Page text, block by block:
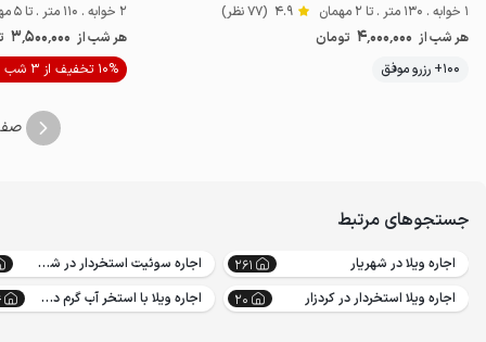
1 خوابه . 130 متر . تا 2 مهمان 4.9 (77 نظر)
هر شب از 4٬000٬000 تومان
100+ رزرو موفق
موقعیت در نقشه
2 خوابه . 110 متر . تا 5 مهمان
هر شب از 3٬500٬000
10% تخفیف از 3 شب
جستجوهای مرتبط
اجاره ویلا در شهریار 261 اجاره سوئیت استخردار در شهریار
اجاره ویلا استخردار در کردزار
20 اجاره ویلا با استخر آب گرم در شهریار